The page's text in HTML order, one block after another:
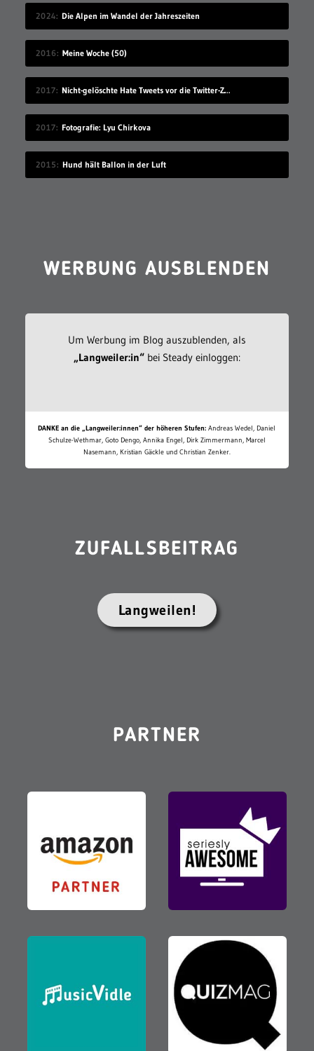
2024 Die Alpen im Wandel der Jahreszeiten
2016 Meine Woche (50)
2017 Nicht-gelöschte Hate Tweets vor die Twitter-Zentrale gesprüht
2017 Fotografie: Lyu Chirkova
2015 Hund hält Ballon in der Luft
WERBUNG AUSBLENDEN
Um Werbung im Blog auszublenden, als
„Langweiler:in“bei Steady einloggen:
DANKE an die „Langweiler:innen“ der höheren Stufen: Andreas Wedel, Daniel
Schulze-Wethmar, Goto Dengo, Annika Engel, Dirk Zimmermann, Marcel
Nasemann, Kristian Gäckle und Christian Zenker.
ZUFALLSBEITRAG
Langweilen!
PARTNER